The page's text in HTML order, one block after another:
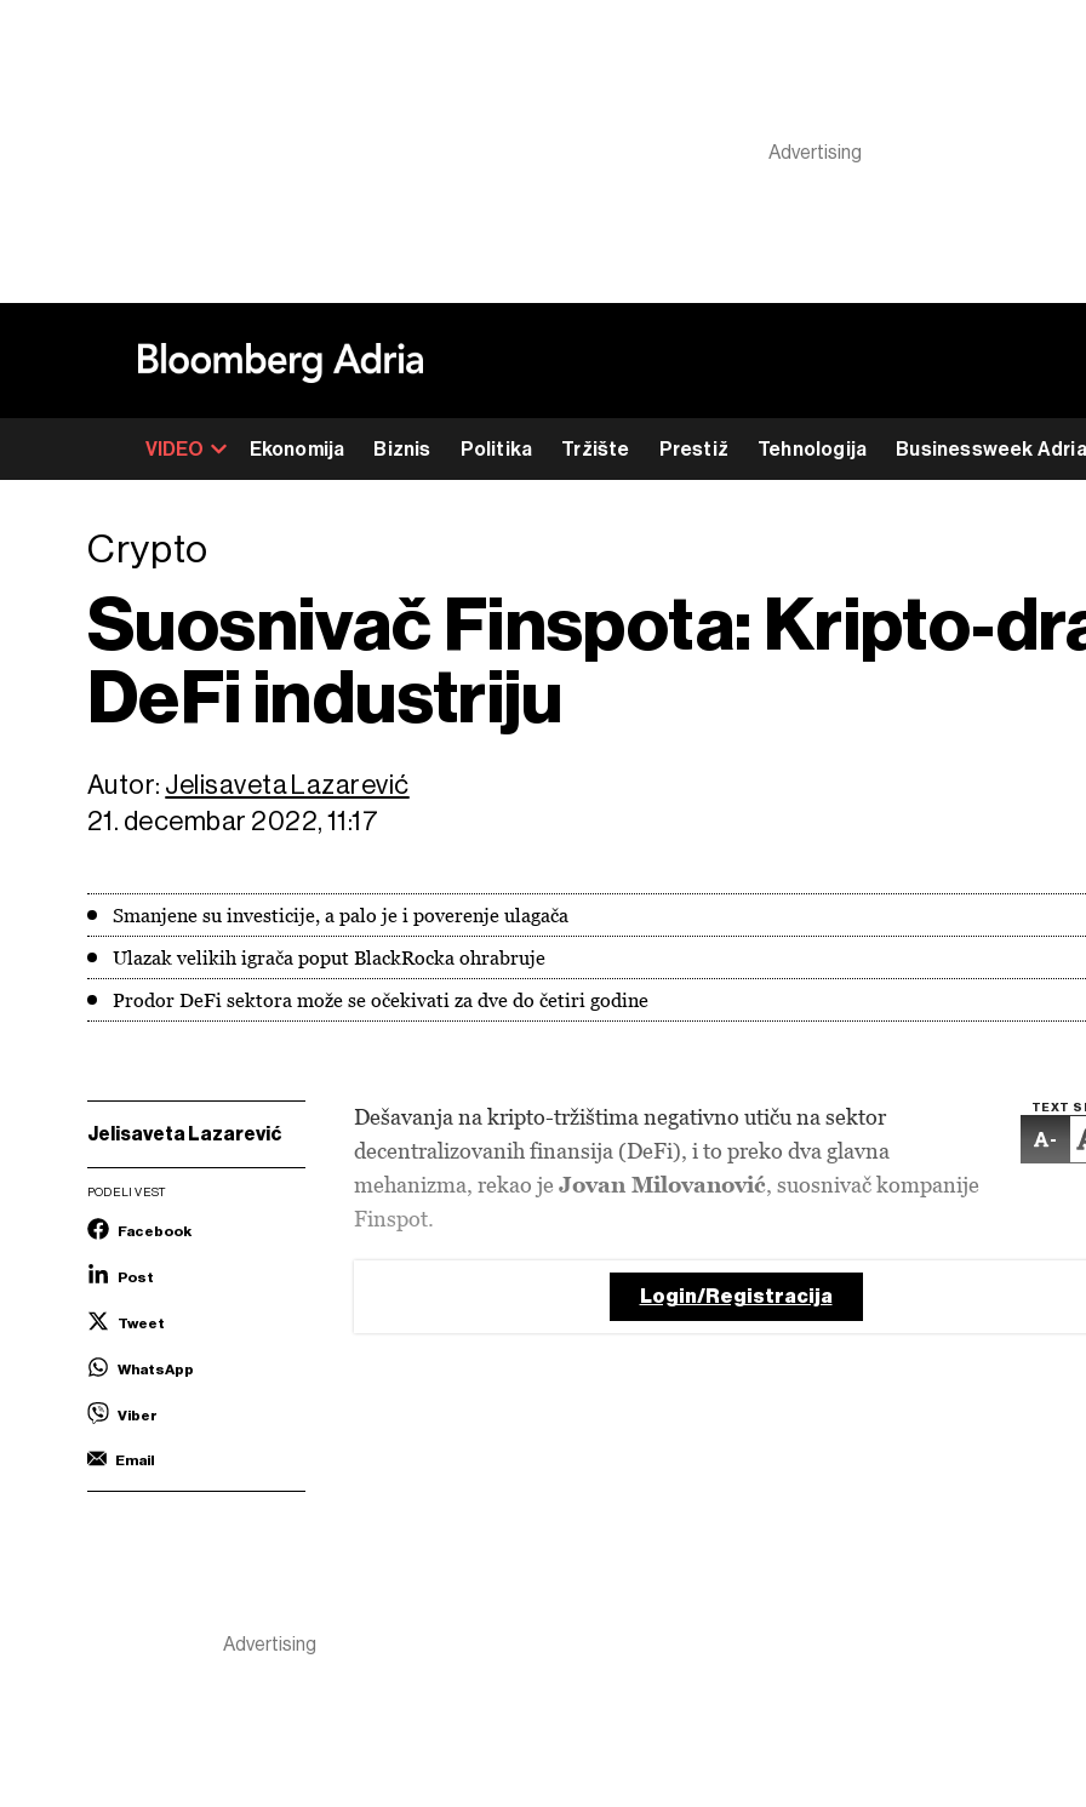
VIDEO Ekonomija Biznis Politika Tržište Prestiž Tehnologija Businessweek Adria
Crypto
Suosnivač Finspota: Kripto-
DeFi industriju
Autor: Jelisaveta Lazarević
21. decembar 2022, 11:17
Smanjene su investicije, a palo je i poverenje ulagača
Ulazak velikih igrača poput BlackRocka ohrabruje
Prodor DeFi sektora može se očekivati za dve do četiri godine
Jelisaveta Lazarević
PODELI VEST
Facebook
Post
Tweet
WhatsApp
Viber
Email
TEXT
-
Dešavanja na kripto-tržištima negativno utiču na sektor
decentralizovanih finansija (DeFi), i to preko dva glavna
mehanizma, rekao je Jovan Milovanović, suosnivač kompanije
Finspot.
Login/Registracija